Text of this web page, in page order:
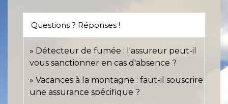
Questions ? Réponses !
Détecteur de fumée : l'assureur peut-il
vous sanctionner en cas d'absence ?
Vacances à la montagne : faut-il souscrire
une assurance spécifique ?